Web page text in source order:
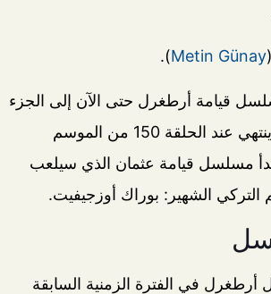
Metin Günay
).
قيامة أرطغرل حتى الآن إلى الجزء
الخامس ويُتوقع أن ينتهي عند الحلقة 150 من الموسم
مسلسل قيامة عثمان الذي سيلعب
التركي الشهير: بوراك أوزجيفيت.
في الفترة الزمنية السابقة